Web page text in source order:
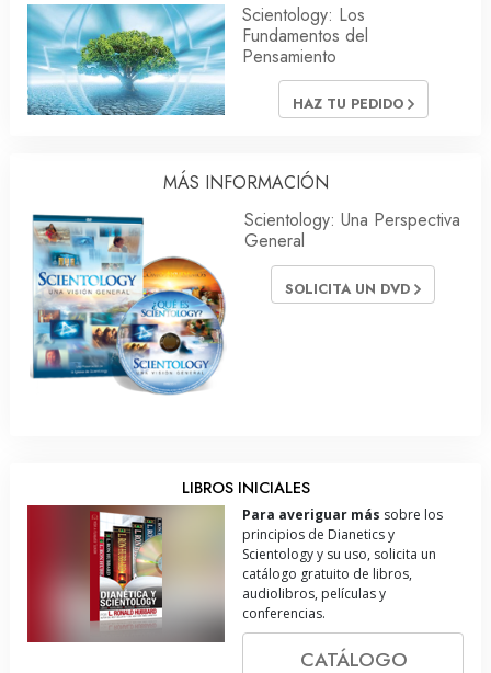
Scientology: Los
Fundamentos del
Pensamiento
HAZ TU PEDIDO
MÁS INFORMACIÓN
Scientology: Una Perspectiva
General
SOLICITA UN DVD
LIBROS INICIALES
Para averiguar más sobre los
principios de Dianetics y
Scientology y su uso, solicita un
catálogo gratuito de libros,
audiolibros, películas y
conferencias.
CATÁLOGO